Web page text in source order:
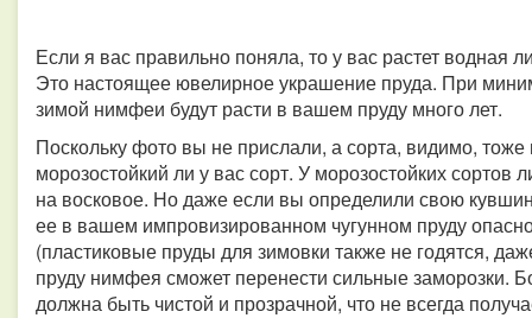
Если я вас правильно поняла, то у вас растет водная
Это настоящее ювелирное украшение пруда. При
зимой нимфеи будут расти в вашем пруду много лет.
Поскольку фото вы не прислали, а сорта, видимо, тоже
морозостойкий ли у вас сорт. У морозостойких
на восковое. Но даже если вы определили свою
ее в вашем импровизированном чугунном пруду
(пластиковые пруды для зимовки также не годятся,
пруду нимфея сможет перенести сильные заморозки.
должна быть чистой и прозрачной, что не всегда